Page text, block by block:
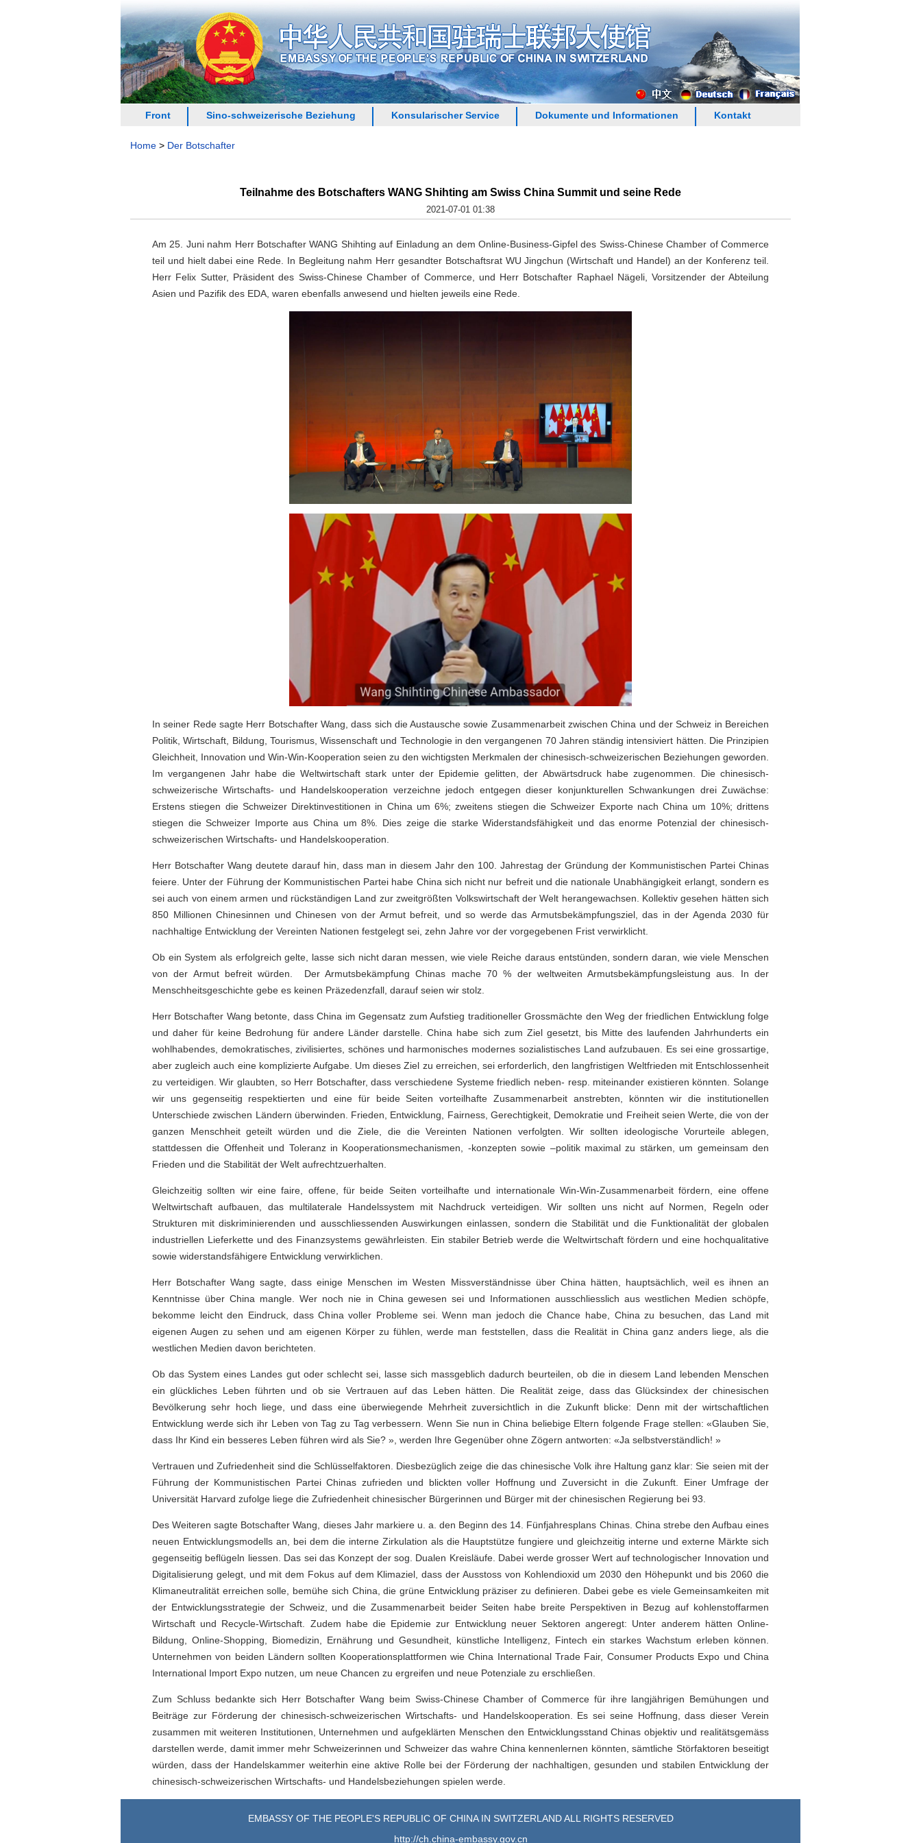
Front Sino-schweizerische Beziehung Konsularischer Service Dokumente und Informationen Kontakt
Home > Der Botschafter
Teilnahme des Botschafters WANG Shihting am Swiss China Summit und seine Rede
2021-07-01 01:38
Am 25. Juni nahm Herr Botschafter WANG Shihting auf Einladung an dem Online-Business-Gipfel des Swiss-Chinese Chamber of Commerce
teil und hielt dabei eine Rede. In Begleitung nahm Herr gesandter Botschaftsrat WU Jingchun (Wirtschaft und Handel) an der Konferenz teil.
Herr Felix Sutter, Präsident des Swiss-Chinese Chamber of Commerce, und Herr Botschafter Raphael Nägeli, Vorsitzender der Abteilung
Asien und Pazifik des EDA, waren ebenfalls anwesend und hielten jeweils eine Rede.
In seiner Rede sagte Herr Botschafter Wang, dass sich die Austausche sowie Zusammenarbeit zwischen China und der Schweiz in Bereichen
Politik, Wirtschaft, Bildung, Tourismus, Wissenschaft und Technologie in den vergangenen 70 Jahren ständig intensiviert hätten. Die Prinzipien
Gleichheit, Innovation und Win-Win-Kooperation seien zu den wichtigsten Merkmalen der chinesisch-schweizerischen Beziehungen geworden.
Im vergangenen Jahr habe die Weltwirtschaft stark unter der Epidemie gelitten, der Abwärtsdruck habe zugenommen. Die chinesisch-
schweizerische Wirtschafts- und Handelskooperation verzeichne jedoch entgegen dieser konjunkturellen Schwankungen drei Zuwächse:
Erstens stiegen die Schweizer Direktinvestitionen in China um 6%; zweitens stiegen die Schweizer Exporte nach China um 10%; drittens
stiegen die Schweizer Importe aus China um 8%. Dies zeige die starke Widerstandsfähigkeit und das enorme Potenzial der chinesisch-
schweizerischen Wirtschafts- und Handelskooperation.
Herr Botschafter Wang deutete darauf hin, dass man in diesem Jahr den 100. Jahrestag der Gründung der Kommunistischen Partei Chinas
feiere. Unter der Führung der Kommunistischen Partei habe China sich nicht nur befreit und die nationale Unabhängigkeit erlangt, sondern es
sei auch von einem armen und rückständigen Land zur zweitgrößten Volkswirtschaft der Welt herangewachsen. Kollektiv gesehen hätten sich
850 Millionen Chinesinnen und Chinesen von der Armut befreit, und so werde das Armutsbekämpfungsziel, das in der Agenda 2030 für
nachhaltige Entwicklung der Vereinten Nationen festgelegt sei, zehn Jahre vor der vorgegebenen Frist verwirklicht.
Ob ein System als erfolgreich gelte, lasse sich nicht daran messen, wie viele Reiche daraus entstünden, sondern daran, wie viele Menschen
von der Armut befreit würden. Der Armutsbekämpfung Chinas mache 70 % der weltweiten Armutsbekämpfungsleistung aus. In der
Menschheitsgeschichte gebe es keinen Präzedenzfall, darauf seien wir stolz.
Herr Botschafter Wang betonte, dass China im Gegensatz zum Aufstieg traditioneller Grossmächte den Weg der friedlichen Entwicklung folge
und daher für keine Bedrohung für andere Länder darstelle. China habe sich zum Ziel gesetzt, bis Mitte des laufenden Jahrhunderts ein
wohlhabendes, demokratisches, zivilisiertes, schönes und harmonisches modernes sozialistisches Land aufzubauen. Es sei eine grossartige,
aber zugleich auch eine komplizierte Aufgabe. Um dieses Ziel zu erreichen, sei erforderlich, den langfristigen Weltfrieden mit Entschlossenheit
zu verteidigen. Wir glaubten, so Herr Botschafter, dass verschiedene Systeme friedlich neben- resp. miteinander existieren könnten. Solange
wir uns gegenseitig respektierten und eine für beide Seiten vorteilhafte Zusammenarbeit anstrebten, könnten wir die institutionellen
Unterschiede zwischen Ländern überwinden. Frieden, Entwicklung, Fairness, Gerechtigkeit, Demokratie und Freiheit seien Werte, die von der
ganzen Menschheit geteilt würden und die Ziele, die die Vereinten Nationen verfolgten. Wir sollten ideologische Vorurteile ablegen,
stattdessen die Offenheit und Toleranz in Kooperationsmechanismen, -konzepten sowie –politik maximal zu stärken, um gemeinsam den
Frieden und die Stabilität der Welt aufrechtzuerhalten.
Gleichzeitig sollten wir eine faire, offene, für beide Seiten vorteilhafte und internationale Win-Win-Zusammenarbeit fördern, eine offene
Weltwirtschaft aufbauen, das multilaterale Handelssystem mit Nachdruck verteidigen. Wir sollten uns nicht auf Normen, Regeln oder
Strukturen mit diskriminierenden und ausschliessenden Auswirkungen einlassen, sondern die Stabilität und die Funktionalität der globalen
industriellen Lieferkette und des Finanzsystems gewährleisten. Ein stabiler Betrieb werde die Weltwirtschaft fördern und eine hochqualitative
sowie widerstandsfähigere Entwicklung verwirklichen.
Herr Botschafter Wang sagte, dass einige Menschen im Westen Missverständnisse über China hätten, hauptsächlich, weil es ihnen an
Kenntnisse über China mangle. Wer noch nie in China gewesen sei und Informationen ausschliesslich aus westlichen Medien schöpfe,
bekomme leicht den Eindruck, dass China voller Probleme sei. Wenn man jedoch die Chance habe, China zu besuchen, das Land mit
eigenen Augen zu sehen und am eigenen Körper zu fühlen, werde man feststellen, dass die Realität in China ganz anders liege, als die
westlichen Medien davon berichteten.
Ob das System eines Landes gut oder schlecht sei, lasse sich massgeblich dadurch beurteilen, ob die in diesem Land lebenden Menschen
ein glückliches Leben führten und ob sie Vertrauen auf das Leben hätten. Die Realität zeige, dass das Glücksindex der chinesischen
Bevölkerung sehr hoch liege, und dass eine überwiegende Mehrheit zuversichtlich in die Zukunft blicke: Denn mit der wirtschaftlichen
Entwicklung werde sich ihr Leben von Tag zu Tag verbessern. Wenn Sie nun in China beliebige Eltern folgende Frage stellen: «Glauben Sie,
dass Ihr Kind ein besseres Leben führen wird als Sie? », werden Ihre Gegenüber ohne Zögern antworten: «Ja selbstverständlich! »
Vertrauen und Zufriedenheit sind die Schlüsselfaktoren. Diesbezüglich zeige die das chinesische Volk ihre Haltung ganz klar: Sie seien mit der
Führung der Kommunistischen Partei Chinas zufrieden und blickten voller Hoffnung und Zuversicht in die Zukunft. Einer Umfrage der
Universität Harvard zufolge liege die Zufriedenheit chinesischer Bürgerinnen und Bürger mit der chinesischen Regierung bei 93.
Des Weiteren sagte Botschafter Wang, dieses Jahr markiere u. a. den Beginn des 14. Fünfjahresplans Chinas. China strebe den Aufbau eines
neuen Entwicklungsmodells an, bei dem die interne Zirkulation als die Hauptstütze fungiere und gleichzeitig interne und externe Märkte sich
gegenseitig beflügeln liessen. Das sei das Konzept der sog. Dualen Kreisläufe. Dabei werde grosser Wert auf technologischer Innovation und
Digitalisierung gelegt, und mit dem Fokus auf dem Klimaziel, dass der Ausstoss von Kohlendioxid um 2030 den Höhepunkt und bis 2060 die
Klimaneutralität erreichen solle, bemühe sich China, die grüne Entwicklung präziser zu definieren. Dabei gebe es viele Gemeinsamkeiten mit
der Entwicklungsstrategie der Schweiz, und die Zusammenarbeit beider Seiten habe breite Perspektiven in Bezug auf kohlenstoffarmen
Wirtschaft und Recycle-Wirtschaft. Zudem habe die Epidemie zur Entwicklung neuer Sektoren angeregt: Unter anderem hätten Online-
Bildung, Online-Shopping, Biomedizin, Ernährung und Gesundheit, künstliche Intelligenz, Fintech ein starkes Wachstum erleben können.
Unternehmen von beiden Ländern sollten Kooperationsplattformen wie China International Trade Fair, Consumer Products Expo und China
International Import Expo nutzen, um neue Chancen zu ergreifen und neue Potenziale zu erschließen.
Zum Schluss bedankte sich Herr Botschafter Wang beim Swiss-Chinese Chamber of Commerce für ihre langjährigen Bemühungen und
Beiträge zur Förderung der chinesisch-schweizerischen Wirtschafts- und Handelskooperation. Es sei seine Hoffnung, dass dieser Verein
zusammen mit weiteren Institutionen, Unternehmen und aufgeklärten Menschen den Entwicklungsstand Chinas objektiv und realitätsgemäss
darstellen werde, damit immer mehr Schweizerinnen und Schweizer das wahre China kennenlernen könnten, sämtliche Störfaktoren beseitigt
würden, dass der Handelskammer weiterhin eine aktive Rolle bei der Förderung der nachhaltigen, gesunden und stabilen Entwicklung der
chinesisch-schweizerischen Wirtschafts- und Handelsbeziehungen spielen werde.
EMBASSY OF THE PEOPLE'S REPUBLIC OF CHINA IN SWITZERLAND ALL RIGHTS RESERVED
http://ch.china-embassy.gov.cn